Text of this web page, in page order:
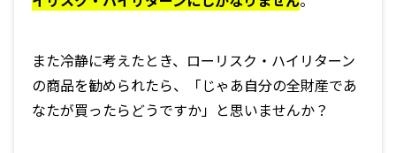
また冷静に考えたとき、ローリスク・ハイリターン
の商品を勧められたら、「じゃあ自分の全財産であ
なたが買ったらどうですか」と思いませんか？